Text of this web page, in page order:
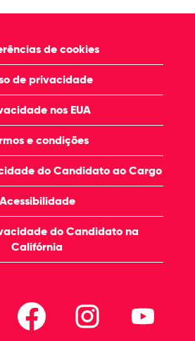
de cookies
de privacidade
nos EUA
e condições
do Candidato ao Cargo
Acessibilidade
do Candidato na
Califórnia
A
b
A
b
b